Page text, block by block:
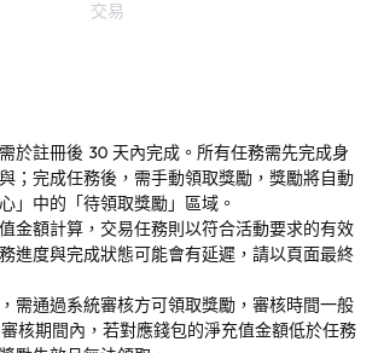
交易
於註冊後 30 天內完成。所有任務需先完成身
；完成任務後，需手動領取獎勵，獎勵將自動
」中的「待領取獎勵」區域。
金額計算，交易任務則以符合活動要求的有效
進度與完成狀態可能會有延遲，請以頁面最終
需通過系統審核方可領取獎勵，審核時間一般
核期間內，若對應錢包的淨充值金額低於任務